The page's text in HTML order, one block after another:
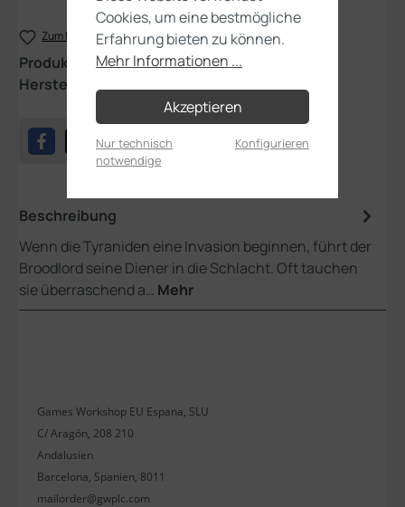
Zum Merkzettel hinzufügen
Produktnummer:51-23
Hersteller:
Beschreibung
Wenn die Tyraniden eine Invasion beginnen, führt der
Broodlord seine Diener in die Schlacht. Oft tauchen
sie überraschend a… Mehr
Games Workshop EU Espana, SLU
C/ Aragón, 208 210
Andalusien
Barcelona, Spanien, 8011
mailorder@gwplc.com
Cookies, um eine bestmögliche
Erfahrung bieten zu können.
Mehr Informationen ...
Akzeptieren
Nur technisch
notwendige
Konfigurieren